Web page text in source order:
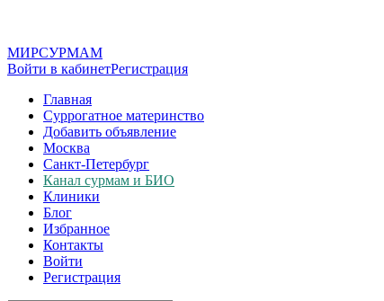
МИРСУРМАМ
Войти в кабинетРегистрация
Главная
Суррогатное материнство
Добавить объявление
Москва
Санкт-Петербург
Канал сурмам и БИО
Клиники
Блог
Избранное
Контакты
Войти
Регистрация